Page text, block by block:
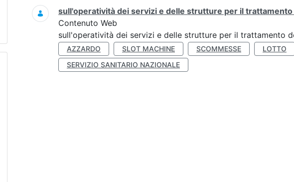
Ricerca
sull'operatività dei servizi e delle strutture per il
Contenuto Web
sull'operatività dei servizi e delle strutture per il trattamento
AZZARDO SLOT MACHINE SCOMMESSE
LOTTO
SERVIZIO SANITARIO NAZIONALE